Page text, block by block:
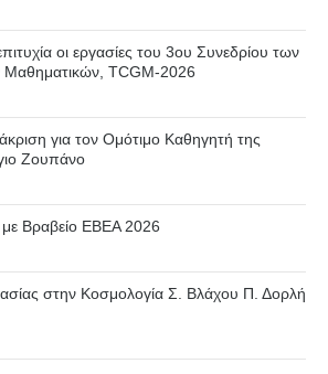
οι εργασίες του 3ου Συνεδρίου των
TCGM-2026
για τον Ομότιμο Καθηγητή της
Ζουπάνο
Βραβείο ΕΒΕΑ 2026
στην Κοσμολογία Σ. Βλάχου Π. Δορλή